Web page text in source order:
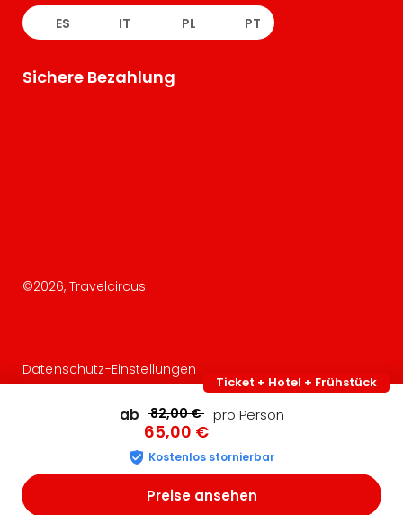
Ticket + Hotel + Frühstück
ab 82,00 €
65,00 €
pro Person
Kostenlos stornierbar
Preise ansehen
ES IT PL PT
Sichere Bezahlung
©2026, Travelcircus
Datenschutz-Einstellungen